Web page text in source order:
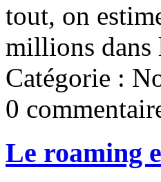
tout, on
millions dans
Catégorie :
0
Le roaming